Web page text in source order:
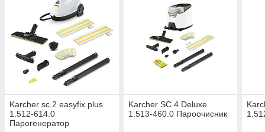
Karcher sc 2 easyfix plus
1.512-614.0
Парогенератор
Karcher SC 4 Deluxe
1.513-460.0 Пароочисник